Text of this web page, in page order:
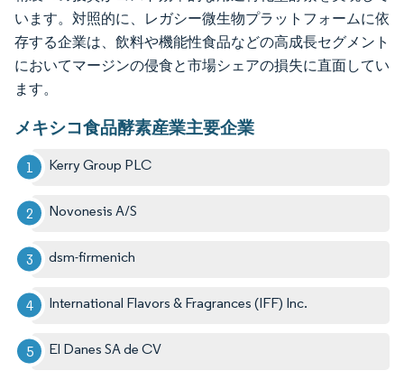
います。対照的に、レガシー微生物プラットフォームに依
存する企業は、飲料や機能性食品などの高成長セグメント
においてマージンの侵食と市場シェアの損失に直面してい
ます。
メキシコ食品酵素産業主要企業
Kerry Group PLC
Novonesis A/S
dsm-firmenich
International Flavors & Fragrances (IFF) Inc.
El Danes SA de CV